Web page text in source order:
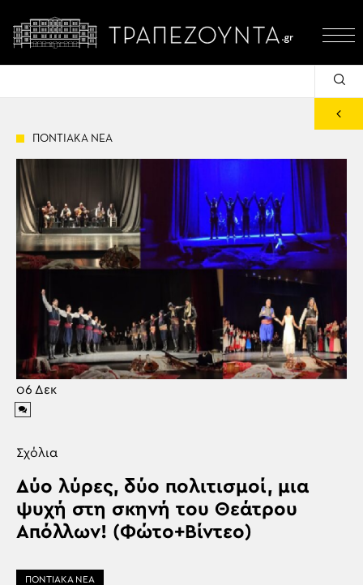
ΠΟΝΤΙΑΚΑ ΝΕΑ
06 Δεκ
Σχόλια
Δύο λύρες, δύο πολιτισμοί, μια
ψυχή στη σκηνή του Θεάτρου
Απόλλων! (Φώτο+Βίντεο)
ΠΟΝΤΙΑΚΑ ΝΕΑ